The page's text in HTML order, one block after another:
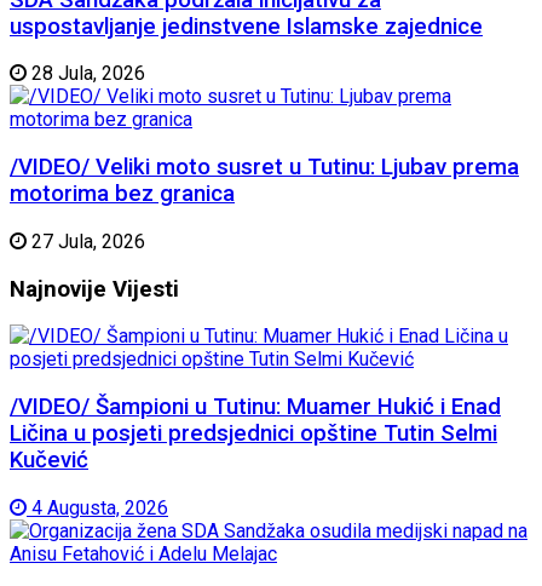
uspostavljanje jedinstvene Islamske zajednice
28 Jula, 2026
/VIDEO/ Veliki moto susret u Tutinu: Ljubav prema
motorima bez granica
27 Jula, 2026
Najnovije Vijesti
/VIDEO/ Šampioni u Tutinu: Muamer Hukić i Enad
Ličina u posjeti predsjednici opštine Tutin Selmi
Kučević
4 Augusta, 2026